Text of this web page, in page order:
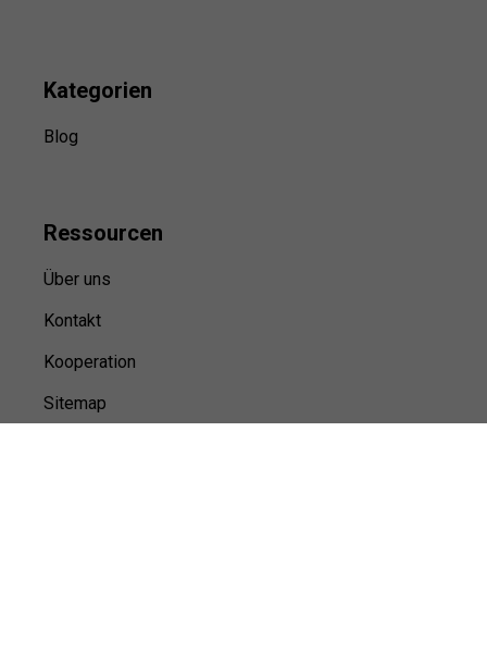
Kategorien
Blog
Ressourcen
Über uns
Kontakt
Kooperation
Sitemap